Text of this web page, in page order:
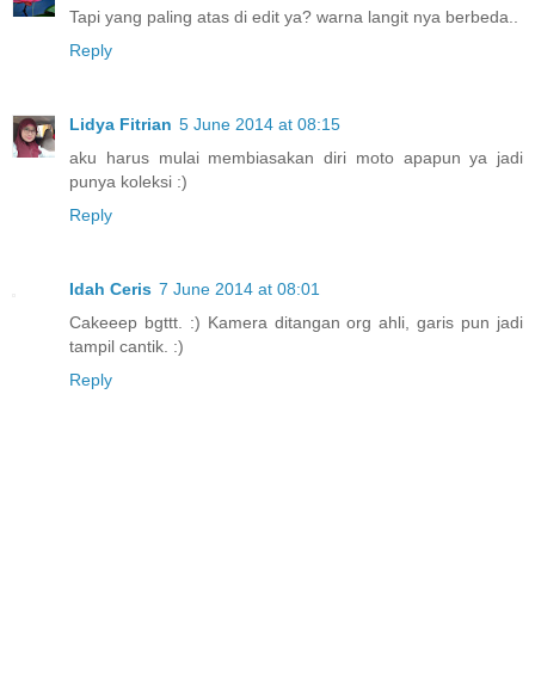
Tapi yang paling atas di edit ya? warna langit nya berbeda..
Reply
Lidya Fitrian 5 June 2014 at 08:15
aku harus mulai membiasakan diri moto apapun ya jadi
punya koleksi :)
Reply
Idah Ceris 7 June 2014 at 08:01
Cakeeep bgttt. :) Kamera ditangan org ahli, garis pun jadi
tampil cantik. :)
Reply